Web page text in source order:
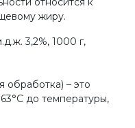
жиру.
обработка) – это
до температуры,